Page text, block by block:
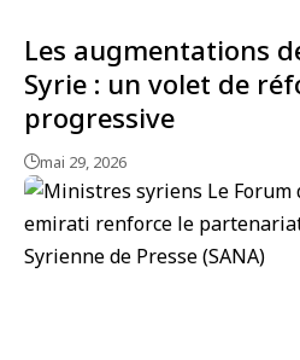
Les augmentations
Syrie : un volet de
progressive
mai 29, 2026